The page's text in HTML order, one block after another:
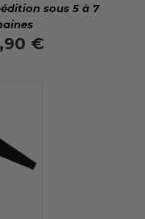
sous 5 à 7
€